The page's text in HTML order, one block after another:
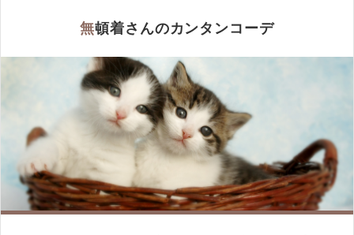
無頓着さんのカンタンコーデ